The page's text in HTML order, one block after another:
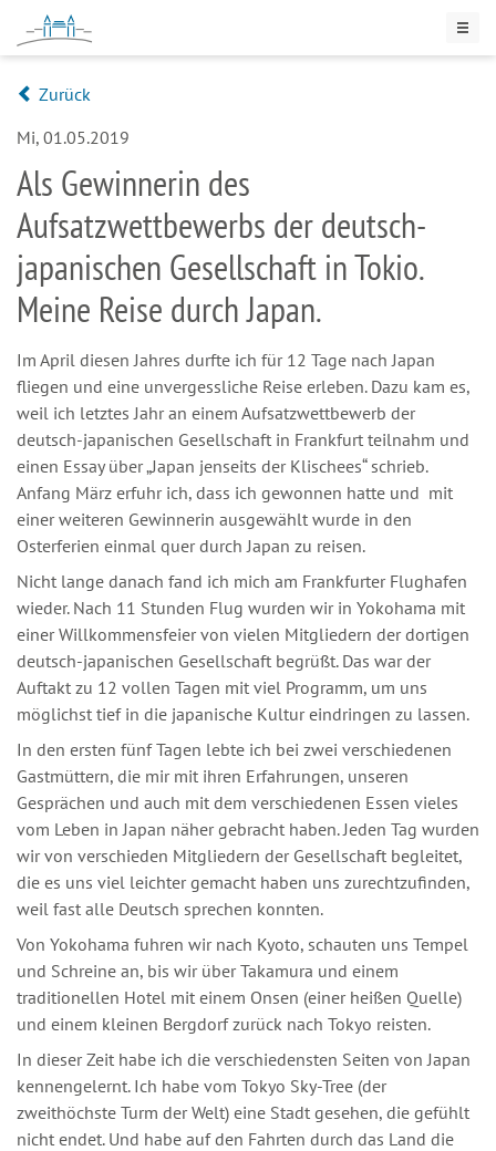
Zurück
Mi, 01.05.2019
Als Gewinnerin des
Aufsatzwettbewerbs der deutsch-
japanischen Gesellschaft in Tokio.
Meine Reise durch Japan.
Im April diesen Jahres durfte ich für 12 Tage nach Japan
fliegen und eine unvergessliche Reise erleben. Dazu kam es,
weil ich letztes Jahr an einem Aufsatzwettbewerb der
deutsch-japanischen Gesellschaft in Frankfurt teilnahm und
einen Essay über „Japan jenseits der Klischees“ schrieb.
Anfang März erfuhr ich, dass ich gewonnen hatte und mit
einer weiteren Gewinnerin ausgewählt wurde in den
Osterferien einmal quer durch Japan zu reisen.
Nicht lange danach fand ich mich am Frankfurter Flughafen
wieder. Nach 11 Stunden Flug wurden wir in Yokohama mit
einer Willkommensfeier von vielen Mitgliedern der dortigen
deutsch-japanischen Gesellschaft begrüßt. Das war der
Auftakt zu 12 vollen Tagen mit viel Programm, um uns
möglichst tief in die japanische Kultur eindringen zu lassen.
In den ersten fünf Tagen lebte ich bei zwei verschiedenen
Gastmüttern, die mir mit ihren Erfahrungen, unseren
Gesprächen und auch mit dem verschiedenen Essen vieles
vom Leben in Japan näher gebracht haben. Jeden Tag wurden
wir von verschieden Mitgliedern der Gesellschaft begleitet,
die es uns viel leichter gemacht haben uns zurechtzufinden,
weil fast alle Deutsch sprechen konnten.
Von Yokohama fuhren wir nach Kyoto, schauten uns Tempel
und Schreine an, bis wir über Takamura und einem
traditionellen Hotel mit einem Onsen (einer heißen Quelle)
und einem kleinen Bergdorf zurück nach Tokyo reisten.
In dieser Zeit habe ich die verschiedensten Seiten von Japan
kennengelernt. Ich habe vom Tokyo Sky-Tree (der
zweithöchste Turm der Welt) eine Stadt gesehen, die gefühlt
nicht endet. Und habe auf den Fahrten durch das Land die